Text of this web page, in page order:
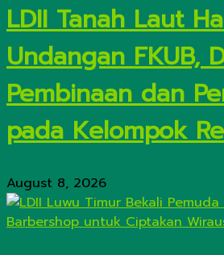
LDII Tanah Laut
Undangan FKUB,
Pembinaan dan
pada Kelompok
August 8, 2026